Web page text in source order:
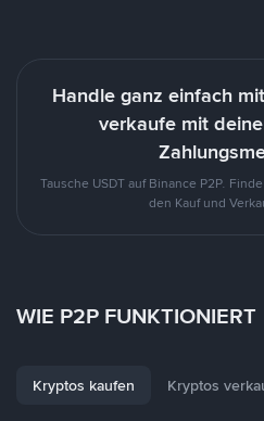
Handle ganz einfach
verkaufe mit
Tausche USDT auf Binance P2P.
den Kauf und
WIE P2P FUNKTIONIERT
Kryptos kaufen Kryptos